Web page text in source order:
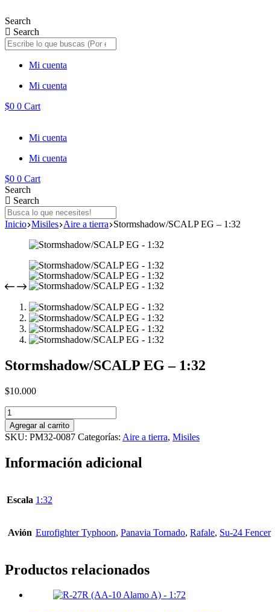
al
contenido
Search
Search
Mi cuenta
Mi cuenta
$0 0 Cart
Mi cuenta
Mi cuenta
$0 0 Cart
Search
Search
Inicio Misiles Aire a tierra Stormshadow/SCALP EG – 1:32
Stormshadow/SCALP EG – 1:32
$10.000
Stormshadow/SCALP
EG
-
1:32
Agregar al carrito
SKU: PM32-0087 Categorías: Aire a tierra, Misiles
Información adicional
Escala 1:32
Avión Eurofighter Typhoon, Panavia Tornado, Rafale, Su-24 Fencer
Productos relacionados